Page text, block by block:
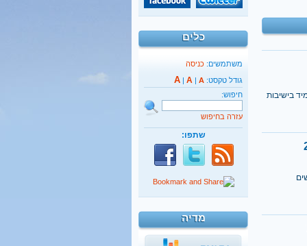
כלים
משתמשים: כניסה
גודל טקסט:
A | A | A
חיפוש:
עזרה בחיפוש
שתפו:
מדיה
בישיבות